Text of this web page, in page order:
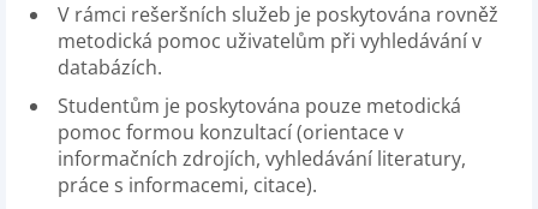
V rámci rešeršních služeb je poskytována rovněž
metodická pomoc uživatelům při vyhledávání v
databázích.
Studentům je poskytována pouze metodická
pomoc formou konzultací (orientace v
informačních zdrojích, vyhledávání literatury,
práce s informacemi, citace).